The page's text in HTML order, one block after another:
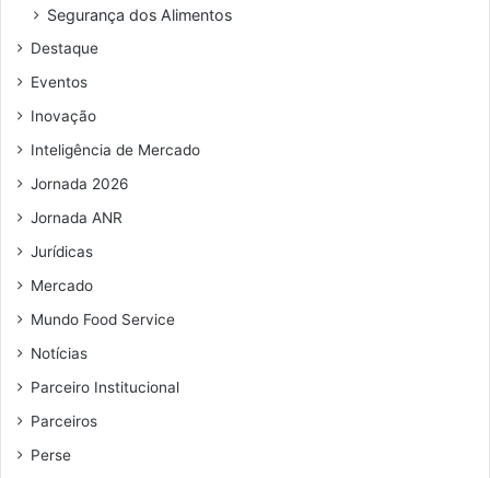
e
e
a
i
Segurança dos Alimentos
Destaque
Eventos
Inovação
Inteligência de Mercado
Jornada 2026
Jornada ANR
Jurídicas
Mercado
Mundo Food Service
Notícias
Parceiro Institucional
Parceiros
Perse